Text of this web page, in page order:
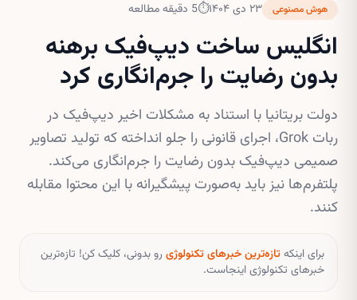
هوش مصنوعی ۲۳ دی ۱۴۰۴ ⏱
5 دقیقه مطالعه
انگلیس ساخت دیپ‌فیک برهنه
بدون رضایت را جرم‌انگاری کرد
دولت بریتانیا با استناد به مشکلات اخیر دیپ‌فیک‌ در
ربات Grok، اجرای قانونی را جلو انداخته که تولید تصاویر
صمیمی دیپ‌فیک بدون رضایت را جرم‌انگاری می‌کند.
پلتفرم‌ها نیز باید به‌صورت پیشگیرانه با این محتوا مقابله
کنند.
برای اینکهتازه‌ترین خبرهای تکنولوژی رو بدونی، کلیک کن! تازه‌ترین
خبرهای تکنولوژی اینجاست.